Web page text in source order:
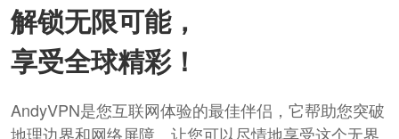
解锁无限可能，
享受全球精彩！
AndyVPN是您互联网体验的最佳伴侣，它帮助您突破
地理边界和网络屏障。让您可以尽情地享受这个无界